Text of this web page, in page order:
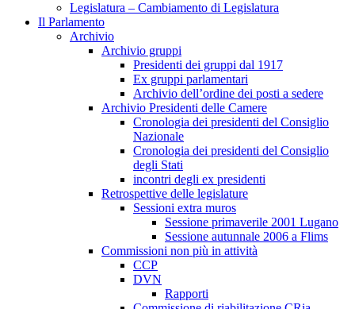
Legislatura – Cambiamento di Legislatura
Il Parlamento
Archivio
Archivio gruppi
Presidenti dei gruppi dal 1917
Ex gruppi parlamentari
Archivio dell’ordine dei posti a sedere
Archivio Presidenti delle Camere
Cronologia dei presidenti del Consiglio
Nazionale
Cronologia dei presidenti del Consiglio
degli Stati
incontri degli ex presidenti
Retrospettive delle legislature
Sessioni extra muros
Sessione primaverile 2001 Lugano
Sessione autunnale 2006 a Flims
Commissioni non più in attività
CCP
DVN
Rapporti